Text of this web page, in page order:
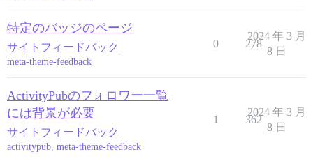
特定のバッジのページ
サイトフィードバック
meta-theme-feedback
0 278
2024 年 3 月
8 日
ActivityPubのフォロワー一覧
には背景が必要
サイトフィードバック
activitypub, meta-theme-feedback
1 362
2024 年 3 月
8 日